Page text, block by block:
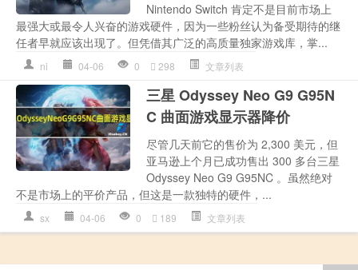
Nintendo Switch 肯定不是目前市场上
最强大或最令人兴奋的游戏硬件，因为一些粉丝认为备受期待的继
任者早就应该出现了。但凭借其广泛的高质量独家游戏库，掌...
ni 04-06 0 298 文章列表
三星 Odyssey Neo G9 G95N
C 曲面游戏显示器降价
尽管几天前它的售价为 2,300 美元，但
亚马逊上个月已成功售出 300 多台三星
Odyssey Neo G9 G95NC 。虽然绝对
不是市场上的平价产品，但这是一款独特的硬件，...
sx 04-06 0 189 文章列表